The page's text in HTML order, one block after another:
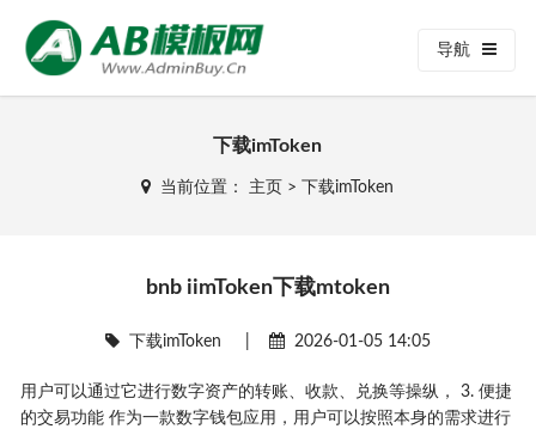
导航
下载imToken
当前位置： 主页 > 下载imToken
bnb iimToken下载mtoken
下载imToken 2026-01-05 14:05
用户可以通过它进行数字资产的转账、收款、兑换等操纵， 3. 便捷
的交易功能 作为一款数字钱包应用，用户可以按照本身的需求进行